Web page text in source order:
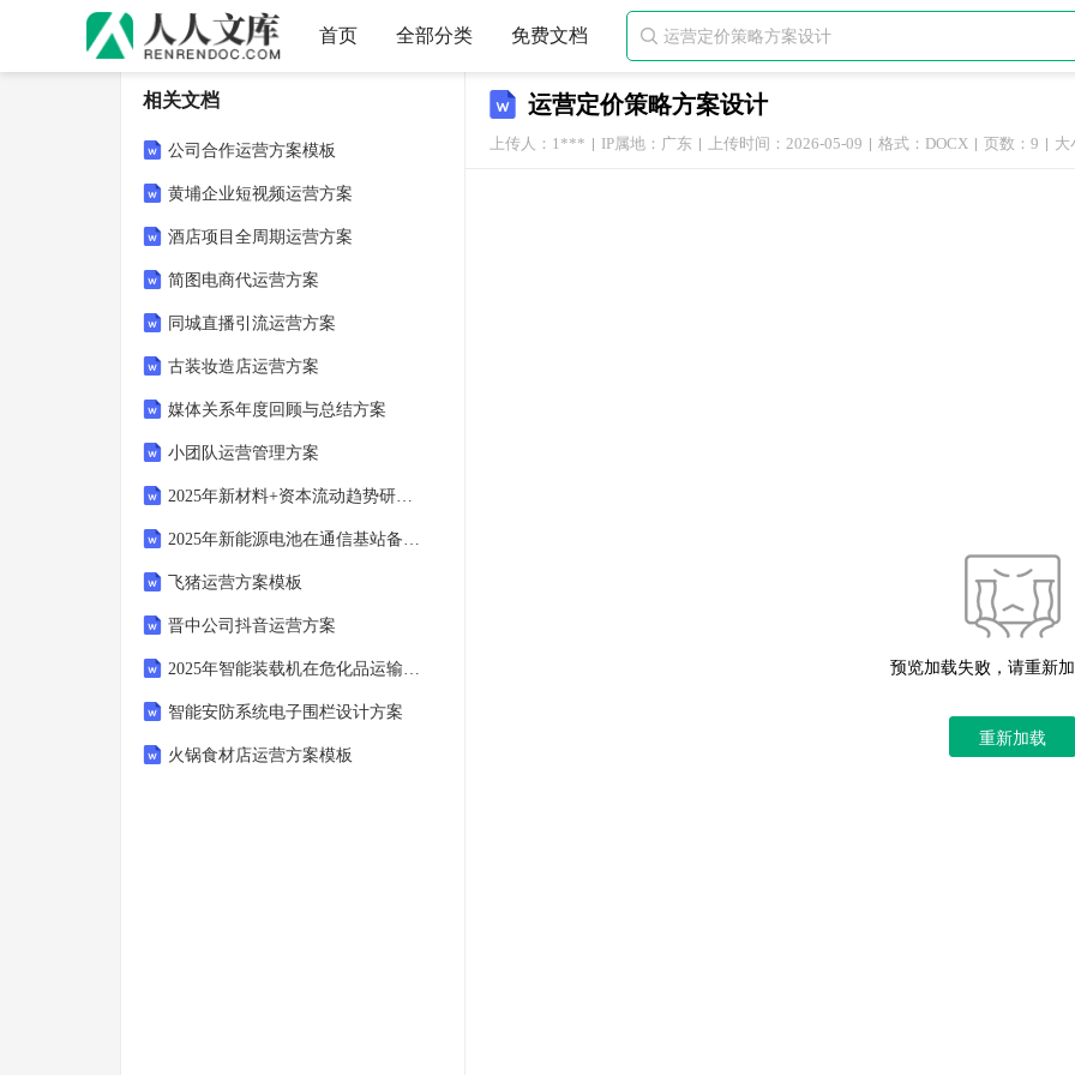
首页 全部分类 免费文档 
运营定价策略方案设计
上传人：1*** IP属地：广东 上传时间：2026-05-09 格式：DOCX 页数：9 大
预览加载失败，请重新
重新加载
相关文档
公司合作运营方案模板
黄埔企业短视频运营方案
酒店项目全周期运营方案
简图电商代运营方案
同城直播引流运营方案
古装妆造店运营方案
媒体关系年度回顾与总结方案
小团队运营管理方案
2025年新材料+资本流动趋势研究方案
2025年新能源电池在通信基站备用电源中的应用分析报告
飞猪运营方案模板
晋中公司抖音运营方案
2025年智能装载机在危化品运输中的应用与风险控制
智能安防系统电子围栏设计方案
火锅食材店运营方案模板